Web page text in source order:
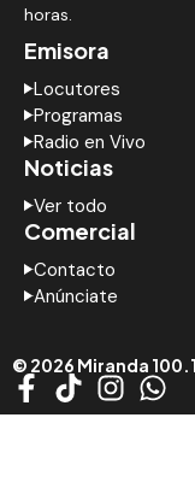
horas.
Emisora
Locutores
Programas
Radio en Vivo
Noticias
Ver todo
Comercial
Contacto
Anúnciate
© 2026 Miranda